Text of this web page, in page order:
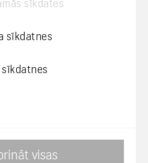
sīkdates
sīkdatnes
Termiņš
visas